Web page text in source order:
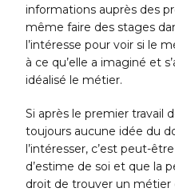
informations auprès des
même faire des stages
l’intéresse pour voir si le
à ce qu’elle a imaginé et
idéalisé le métier.
Si après le premier travail
toujours aucune idée du
l’intéresser, c’est peut-
d’estime de soi et que la
droit de trouver un métier